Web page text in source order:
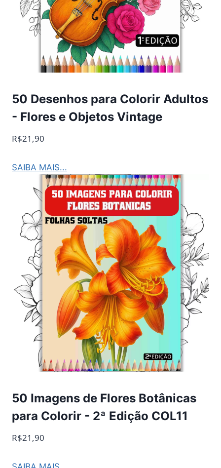
50 Desenhos para Colorir Adultos
- Flores e Objetos Vintage
R$21,90
SAIBA MAIS...
50 Imagens de Flores Botânicas
para Colorir - 2ª Edição COL11
R$21,90